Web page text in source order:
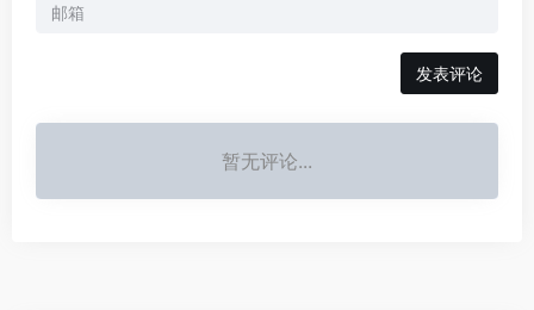
发表评论
暂无评论...